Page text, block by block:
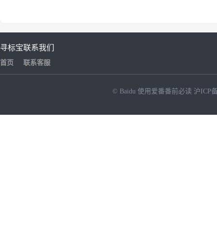
寻标宝
首页
联系我们
联系客服
© Baidu 使用爱番番前必读 沪ICP